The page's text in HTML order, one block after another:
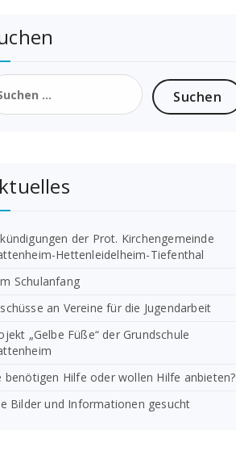
der Prot. Kirchengemeinde
Hettenleidelheim-Tiefenthal
Schulanfang
an Vereine für die Jugendarbeit
„Gelbe Füße“ der Grundschule
benötigen Hilfe oder wollen Hilfe anbieten?
Bilder und Informationen gesucht